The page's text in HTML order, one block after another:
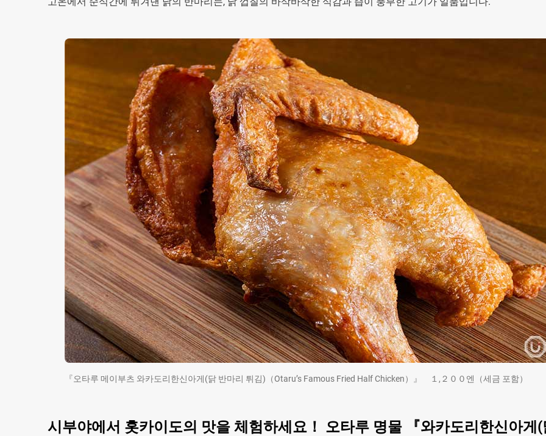
『오타루 메이부츠 와카도리한신아게(닭 반마리 튀김)（Otaru’s Famous Fried Half Chicken）』 １,２００엔（세금 포함）
시부야에서 홋카이도의 맛을 체험하세요！ 오타루 명물 『와카도리한신아게(